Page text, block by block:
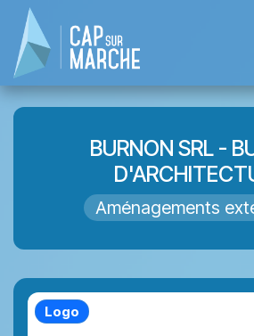
Se rendre au contenu
BURNON SRL -
Aménagements
Logo